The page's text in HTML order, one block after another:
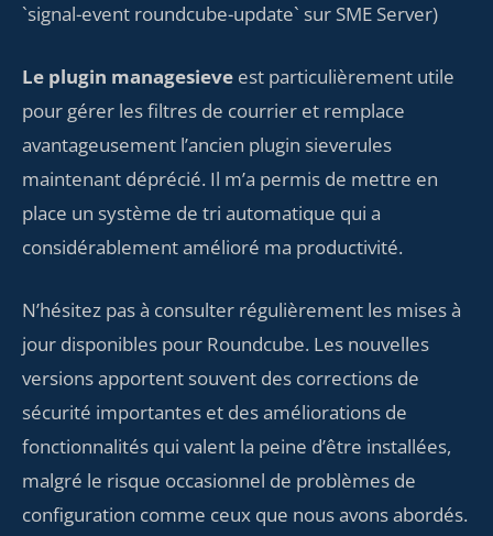
`signal-event roundcube-update` sur SME Server)
Le plugin managesieve est particulièrement utile
pour gérer les filtres de courrier et remplace
avantageusement l’ancien plugin sieverules
maintenant déprécié. Il m’a permis de mettre en
place un système de tri automatique qui a
considérablement amélioré ma productivité.
N’hésitez pas à consulter régulièrement les mises à
jour disponibles pour Roundcube. Les nouvelles
versions apportent souvent des corrections de
sécurité importantes et des améliorations de
fonctionnalités qui valent la peine d’être installées,
malgré le risque occasionnel de problèmes de
configuration comme ceux que nous avons abordés.